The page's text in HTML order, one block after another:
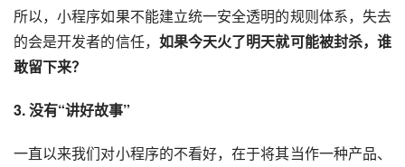
所以，小程序如果不能建立统一安全透明的规则体系，失去
的会是开发者的信任， 如果今天火了明天就可能被封杀，谁
敢留下来？
3. 没有“讲好故事”
一直以来我们对小程序的不看好，在于将其当作一种产品、